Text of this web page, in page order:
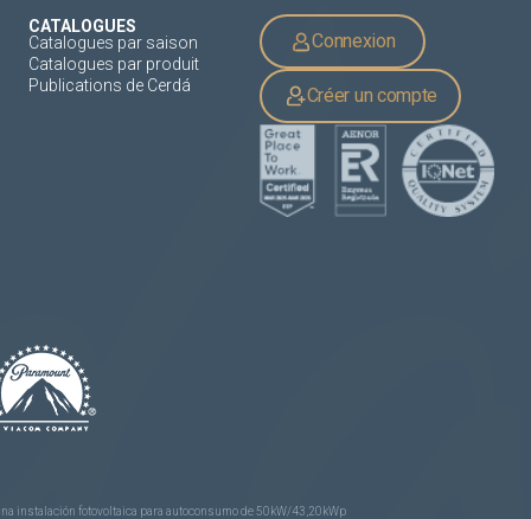
CATALOGUES
Catalogues par saison
Catalogues par produit
Publications de Cerdá
Connexion
Créer un compte
instalación fotovoltaica para autoconsumo de 50kW/43,20kWp